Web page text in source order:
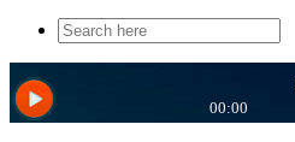
Search
for: